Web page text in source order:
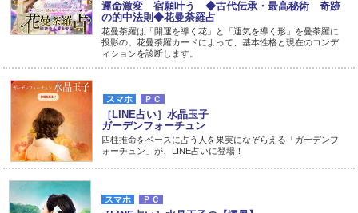
運命激変 宿願叶う ◆古代伝承・最高秘術 奇跡
の的中法則◆花曼荼羅占
花曼荼羅は「開運を導く花」と「運気を導く形」を曼荼羅に
投影の。花曼荼羅カードによって、基本性格と現在のコンデ
ィションを診断します。
スマホ ＰＣ
［LINE占い］水晶玉子
ガーデンフォーチュン
四柱推命をベースに占う人を果実になぞらえる「ガーデンフ
ォーチュン」が、LINE占いに登場！
スマホ ＰＣ